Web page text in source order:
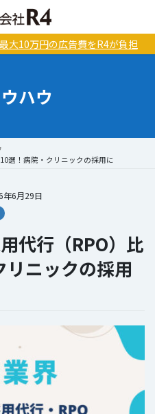
大10万円の広告費をR4が負担
ハウ
選！病院・クリニックの採用に
年6月29日
代行（RPO）比
ニックの採用